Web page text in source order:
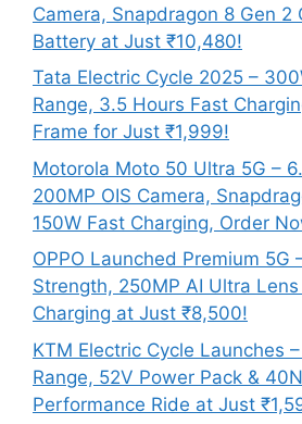
Camera, Snapdragon 8 Gen 2
Battery at Just ₹10,480!
Tata Electric Cycle 2025 –
Range, 3.5 Hours Fast
Frame for Just ₹1,999!
Motorola Moto 50 Ultra 5G –
200MP OIS Camera,
150W Fast Charging, Order
OPPO Launched Premium 5G
Strength, 250MP AI Ultra Lens
Charging at Just ₹8,500!
KTM Electric Cycle Launches
Range, 52V Power Pack &
Performance Ride at Just